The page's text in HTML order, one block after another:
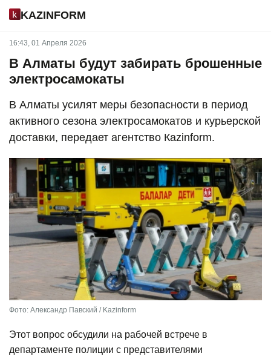
KAZINFORM
16:43, 01 Апреля 2026
В Алматы будут забирать брошенные
электросамокаты
В Алматы усилят меры безопасности в период
активного сезона электросамокатов и курьерской
доставки, передает агентство Кazinform.
Фото: Александр Павский / Kazinform
Этот вопрос обсудили на рабочей встрече в
департаменте полиции с представителями